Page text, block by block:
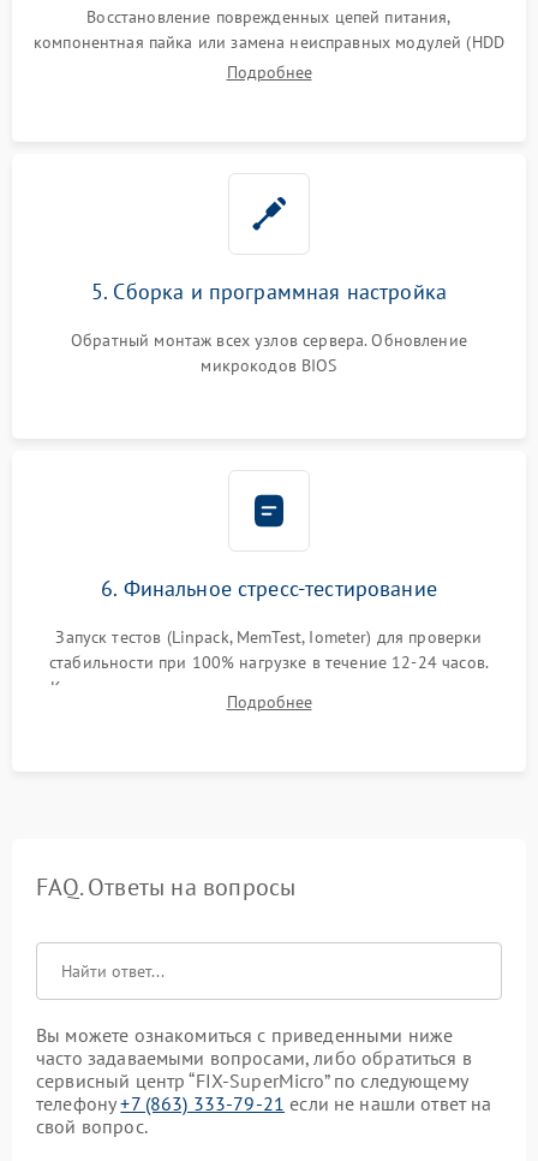
Восстановление поврежденных цепей питания,
компонентная пайка или замена неисправных модулей (HDD
Подробнее
5. Сборка и программная настройка
Обратный монтаж всех узлов сервера. Обновление
микрокодов BIOS
6. Финальное стресс-тестирование
Запуск тестов (Linpack, MemTest, Iometer) для проверки
стабильности при 100% нагрузке в течение 12-24 часов.
Контроль температурных режимов, проверка отсутствия
троттлинга и подготовка сервера к выдаче.
Подробнее
FAQ. Ответы на вопросы
Вы можете ознакомиться с приведенными ниже
часто задаваемыми вопросами, либо обратиться в
сервисный центр “FIX-SuperMicro” по следующему
телефону+7 (863) 333-79-21 если не нашли ответ на
свой вопрос.